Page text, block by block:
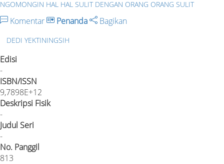
NGOMONGIN HAL HAL SULIT DENGAN ORANG ORANG SULIT
Komentar Penanda Bagikan
DEDI YEKTININGSIH
Edisi
-
ISBN/ISSN
9,7898E+12
Deskripsi Fisik
-
Judul Seri
-
No. Panggil
813